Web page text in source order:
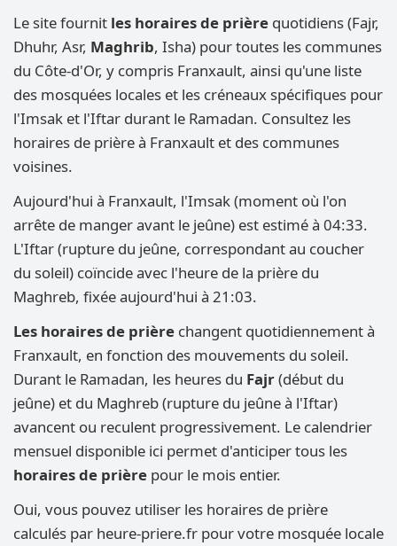
Le site fournit les horaires de prière quotidiens (Fajr,
Dhuhr, Asr, Maghrib, Isha) pour toutes les communes
du Côte-d'Or, y compris Franxault, ainsi qu'une liste
des mosquées locales et les créneaux spécifiques pour
l'Imsak et l'Iftar durant le Ramadan. Consultez les
horaires de prière à Franxault et des communes
voisines.
Aujourd'hui à Franxault, l'Imsak (moment où l'on
arrête de manger avant le jeûne) est estimé à 04:33.
L'Iftar (rupture du jeûne, correspondant au coucher
du soleil) coïncide avec l'heure de la prière du
Maghreb, fixée aujourd'hui à 21:03.
Les horaires de prière changent quotidiennement à
Franxault, en fonction des mouvements du soleil.
Durant le Ramadan, les heures du Fajr(début du
jeûne) et du Maghreb (rupture du jeûne à l'Iftar)
avancent ou reculent progressivement. Le calendrier
mensuel disponible ici permet d'anticiper tous les
horaires de prière pour le mois entier.
Oui, vous pouvez utiliser les horaires de prière
calculés par heure-priere.fr pour votre mosquée locale